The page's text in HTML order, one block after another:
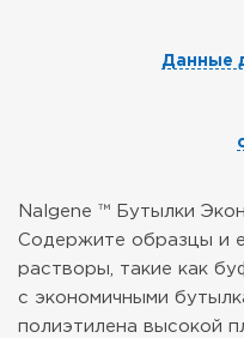
Данные
Nalgene ™ Бутылки
Содержите образцы и
растворы, такие как
с экономичными
полиэтилена высокой